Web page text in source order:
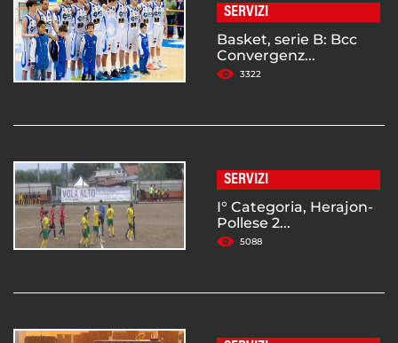
SERVIZI
Basket, serie B: Bcc
Convergenz...
3322
SERVIZI
I° Categoria, Herajon-
Pollese 2...
5088